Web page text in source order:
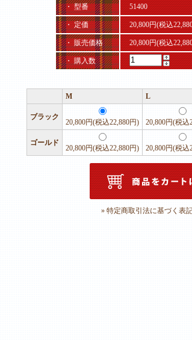
・ 型番 51400
・ 定価 20,800円(税込
・ 販売価格 20,800円(税込
・ 購入数
M L
ブラック
20,800円(税込22,880円) 20,800円(税込
ゴールド
20,800円(税込22,880円) 20,800円(税込
» 特定商取引法に基づく表